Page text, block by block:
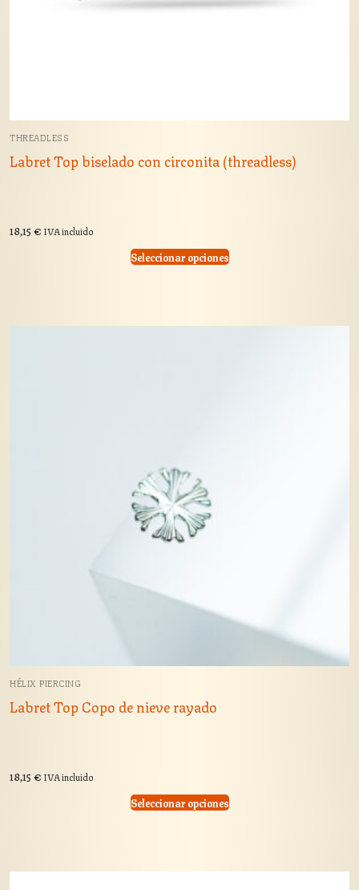
THREADLESS
Labret Top biselado con circonita (threadless)
18,15€ IVA incluido
Seleccionar opciones
HÉLIX PIERCING
Labret Top Copo de nieve rayado
18,15€ IVA incluido
Seleccionar opciones